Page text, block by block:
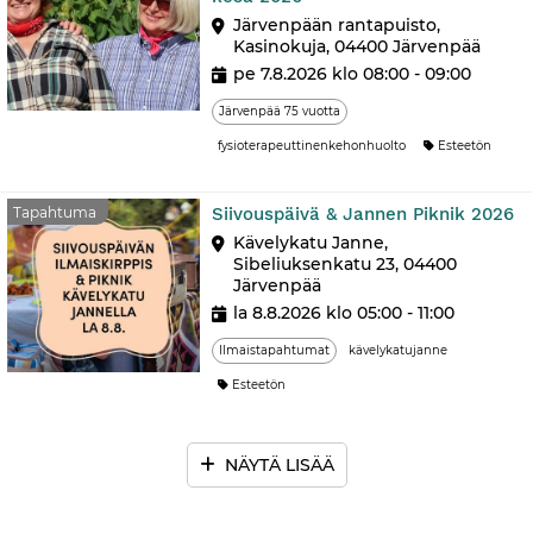
Järvenpään rantapuisto,
Kasinokuja, 04400 Järvenpää
pe 7.8.2026 klo 08:00 - 09:00
Järvenpää 75 vuotta
fysioterapeuttinenkehonhuolto Esteetön
Tapahtuma Siivouspäivä & Jannen Piknik 2026
Kävelykatu Janne,
Sibeliuksenkatu 23, 04400
Järvenpää
la 8.8.2026 klo 05:00 - 11:00
Ilmaistapahtumat kävelykatujanne
Esteetön
NÄYTÄ LISÄÄ